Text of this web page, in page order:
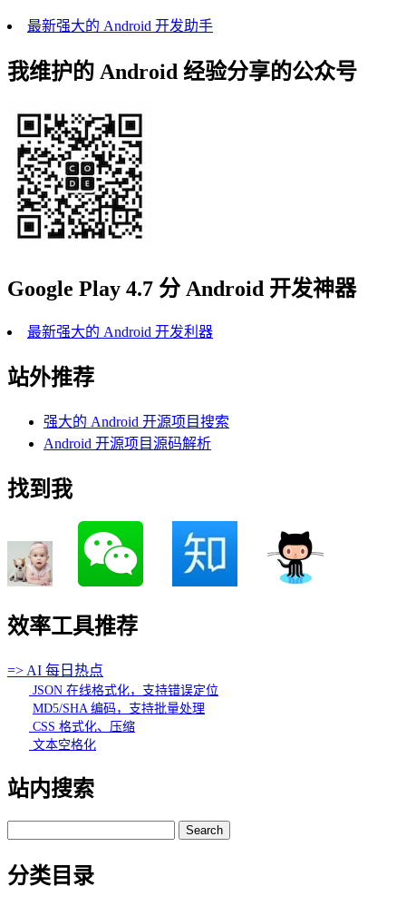
最新强大的 Android 开发助手
我维护的 Android 经验分享的公众号
Google Play 4.7 分 Android 开发神器
最新强大的 Android 开发利器
站外推荐
强大的 Android 开源项目搜索
Android 开源项目源码解析
找到我
效率工具推荐
=> AI 每日热点
JSON 在线格式化，支持错误定位
MD5/SHA 编码，支持批量处理
CSS 格式化、压缩
文本空格化
站内搜索
for:
分类目录